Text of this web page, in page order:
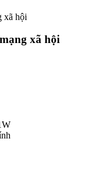
xã hội
xã hội